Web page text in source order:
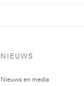
NIEUWS
Nieuws en media